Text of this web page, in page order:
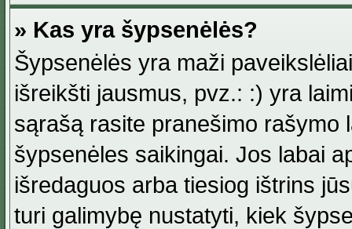
» Kas yra šypsenėlės?
Šypsenėlės yra maži
išreikšti jausmus, pvz.: :) yra
sąrašą rasite pranešimo rašymo
šypsenėles saikingai. Jos labai
išredaguos arba tiesiog ištrins
turi galimybę nustatyti, kiek